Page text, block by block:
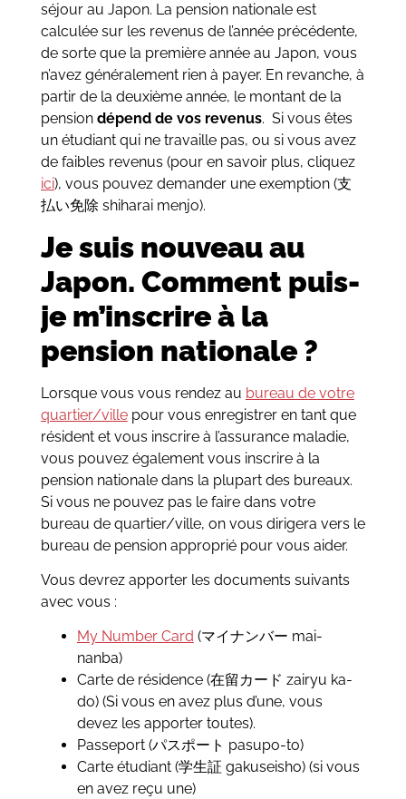
séjour au Japon. La pension nationale est
calculée sur les revenus de l’année précédente,
de sorte que la première année au Japon, vous
n’avez généralement rien à payer. En revanche, à
partir de la deuxième année, le montant de la
pension dépend de vos revenus. Si vous êtes
un étudiant qui ne travaille pas, ou si vous avez
de faibles revenus (pour en savoir plus, cliquez
ici), vous pouvez demander une exemption (支
払い免除 shiharai menjo).
Je suis nouveau au
Japon. Comment puis-
je m’inscrire à la
pension nationale ?
Lorsque vous vous rendez au bureau de votre
quartier/villepour vous enregistrer en tant que
résident et vous inscrire à l’assurance maladie,
vous pouvez également vous inscrire à la
pension nationale dans la plupart des bureaux.
Si vous ne pouvez pas le faire dans votre
bureau de quartier/ville, on vous dirigera vers le
bureau de pension approprié pour vous aider.
Vous devrez apporter les documents suivants
avec vous :
My Number Card (マイナンバー mai-
nanba)
Carte de résidence (在留カード zairyu ka-
do) (Si vous en avez plus d’une, vous
devez les apporter toutes).
Passeport (パスポート pasupo-to)
Carte étudiant (学生証 gakuseisho) (si vous
en avez reçu une)